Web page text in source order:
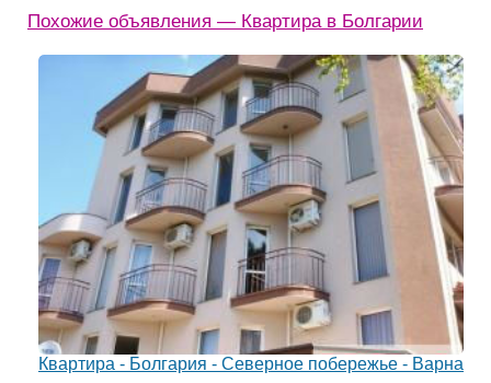
Похожие объявления — Квартира в Болгарии
Квартира - Болгария - Северное побережье - Варна